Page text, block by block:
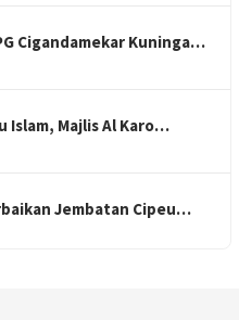
Cigandamekar Kuninga…
Islam, Majlis Al Karo…
Jembatan Cipeu…